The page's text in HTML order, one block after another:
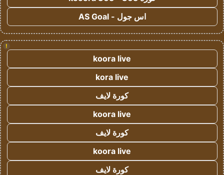
اس جول - AS Goal
!
koora live
kora live
كورة لايف
koora live
كورة لايف
koora live
كورة لايف